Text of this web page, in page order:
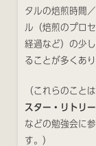
タルの焙煎時間
ル（焙煎のプロ
経過など）の少
ることが多くあり
（これらのこと
スター・リトリ
などの勉強会に
す。）